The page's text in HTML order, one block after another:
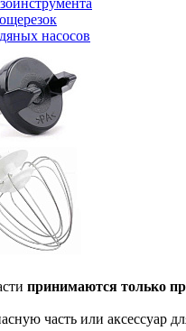
насосов
принимаются только
часть или аксессуар